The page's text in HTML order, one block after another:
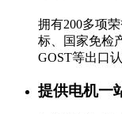
拥有200多项
标、国家免检
GOST等出口认
提供电机一